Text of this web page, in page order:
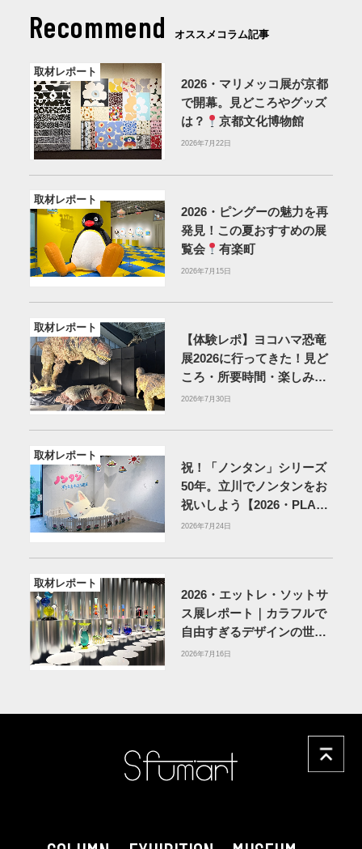
Recommend オススメコラム記事
取材レポート
2026・マリメッコ展が京都
で開幕。見どころやグッズ
は？
京都文化博物館
2026年7月22日
取材レポート
2026・ピングーの魅力を再
発見！この夏おすすめの展
覧会
有楽町
2026年7月15日
取材レポート
【体験レポ】ヨコハマ恐竜
展2026に行ってきた！見ど
ころ・所要時間・楽しみ方
を紹介
2026年7月30日
取材レポート
祝！「ノンタン」シリーズ
50年。立川でノンタンをお
祝いしよう【2026・PLAY!
MUSEUM】
2026年7月24日
取材レポート
2026・エットレ・ソットサ
ス展レポート｜カラフルで
自由すぎるデザインの世界
を体験
2026年7月16日